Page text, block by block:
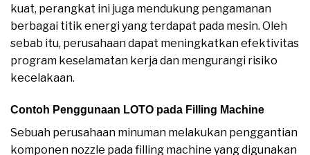
kuat, perangkat ini juga mendukung pengamanan
berbagai titik energi yang terdapat pada mesin. Oleh
sebab itu, perusahaan dapat meningkatkan efektivitas
program keselamatan kerja dan mengurangi risiko
kecelakaan.
Contoh Penggunaan LOTO pada Filling Machine
Sebuah perusahaan minuman melakukan penggantian
komponen nozzle pada filling machine yang digunakan